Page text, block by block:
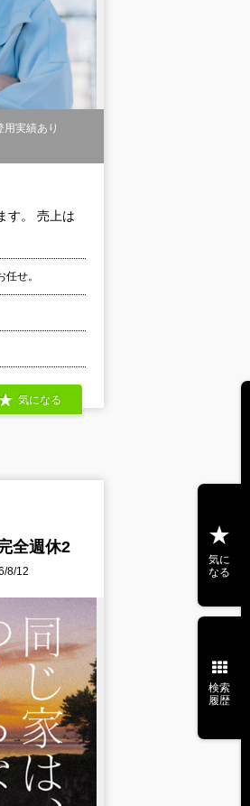
用実績あり
す。 売上は
せ。
気になる
全週休2
8/12
気に
なる
検索
履歴